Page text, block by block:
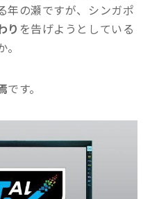
年の瀬ですが、シンガポ
り を告げようとしている
です。